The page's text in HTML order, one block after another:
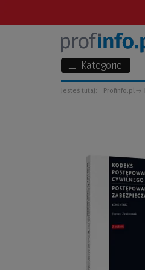
Kategorie
Jesteś tutaj: Profinfo.pl